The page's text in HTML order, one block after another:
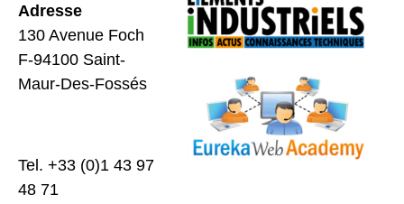
Adresse
130 Avenue Foch
F-94100 Saint-
Maur-Des-Fossés
Tel. +33 (0)1 43 97
48 71